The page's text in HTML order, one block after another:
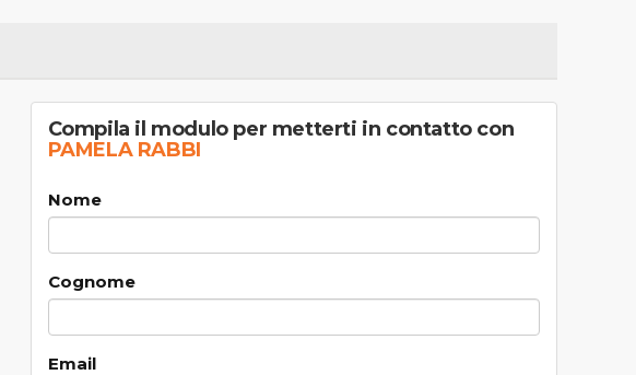
Compila il modulo per metterti in contatto con
PAMELA RABBI
Nome
Cognome
Email